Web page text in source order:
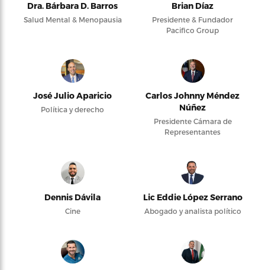
Dra. Bárbara D. Barros
Salud Mental & Menopausia
Brian Díaz
Presidente & Fundador
Pacifico Group
José Julio Aparicio
Política y derecho
Carlos Johnny Méndez
Núñez
Presidente Cámara de
Representantes
Dennis Dávila
Cine
Lic Eddie López Serrano
Abogado y analista político